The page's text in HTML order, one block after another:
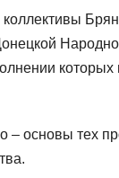
– основы тех